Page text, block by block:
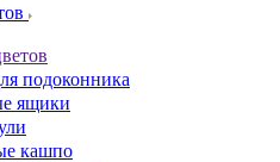
подоконника
ящики
кашпо